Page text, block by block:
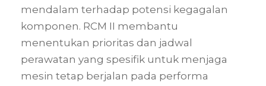
mendalam terhadap potensi kegagalan
komponen. RCM II membantu
menentukan prioritas dan jadwal
perawatan yang spesifik untuk menjaga
mesin tetap berjalan pada performa